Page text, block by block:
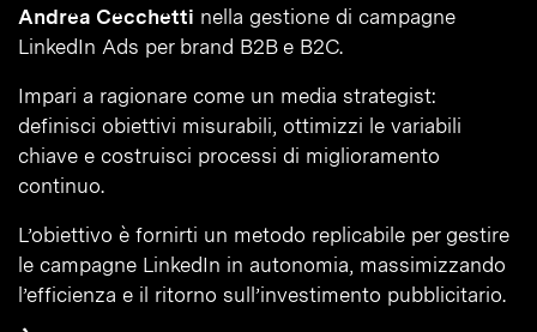
Andrea Cecchetti nella gestione di campagne
LinkedIn Ads per brand B2B e B2C.
Impari a ragionare come un media strategist:
definisci obiettivi misurabili, ottimizzi le variabili
chiave e costruisci processi di miglioramento
continuo.
L’obiettivo è fornirti un metodo replicabile per gestire
le campagne LinkedIn in autonomia, massimizzando
l’efficienza e il ritorno sull’investimento pubblicitario.